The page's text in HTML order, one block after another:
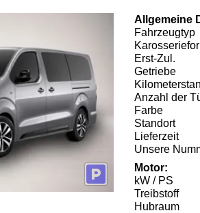
Allgemeine
Fahrzeugtyp
Erst-Zul.
Getriebe
Anzahl der
Farbe
Standort
Lieferzeit
Unsere
Motor:
kW / PS
Treibstoff
Hubraum